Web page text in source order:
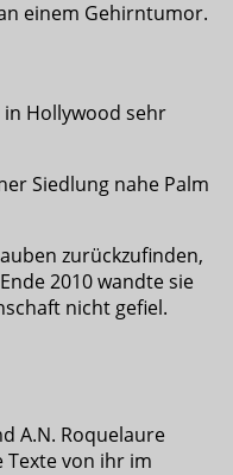
einem Gehirntumor.
in Hollywood sehr
Siedlung nahe Palm
zurückzufinden,
2010 wandte sie
nicht gefiel.
A.N. Roquelaure
Texte von ihr im